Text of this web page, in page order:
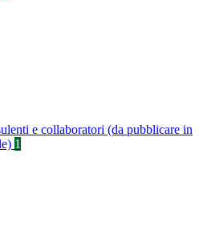
e collaboratori (da pubblicare in
1